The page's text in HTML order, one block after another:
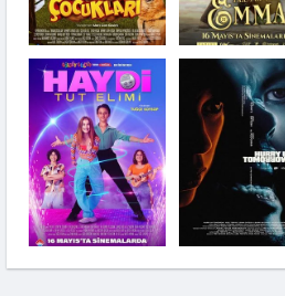
Until Dawn: Şafağa
Kadar